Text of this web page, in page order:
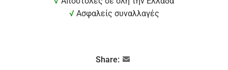
√ Ασφαλείς συναλλαγές
Share: